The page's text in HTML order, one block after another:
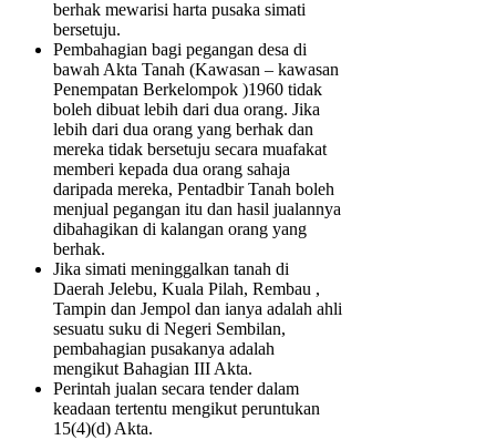
berhak mewarisi harta pusaka simati
bersetuju.
Pembahagian bagi pegangan desa di
bawah Akta Tanah (Kawasan – kawasan
Penempatan Berkelompok )1960 tidak
boleh dibuat lebih dari dua orang. Jika
lebih dari dua orang yang berhak dan
mereka tidak bersetuju secara muafakat
memberi kepada dua orang sahaja
daripada mereka, Pentadbir Tanah boleh
menjual pegangan itu dan hasil jualannya
dibahagikan di kalangan orang yang
berhak.
Jika simati meninggalkan tanah di
Daerah Jelebu, Kuala Pilah, Rembau ,
Tampin dan Jempol dan ianya adalah ahli
sesuatu suku di Negeri Sembilan,
pembahagian pusakanya adalah
mengikut Bahagian III Akta.
Perintah jualan secara tender dalam
keadaan tertentu mengikut peruntukan
15(4)(d) Akta.